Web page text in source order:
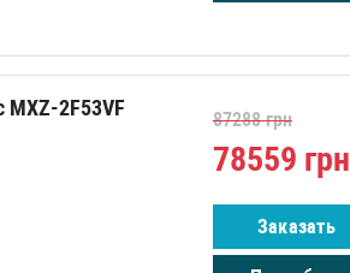
2F53VF 87288грн
78559 грн
Заказать